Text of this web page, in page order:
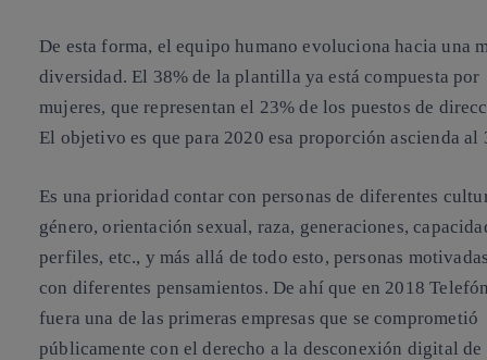
De esta forma, el equipo humano evoluciona hacia una
diversidad. El 38% de la plantilla ya está compuesta por
mujeres, que representan el 23% de los puestos de
El objetivo es que para 2020 esa proporción asciendaal
Es una prioridad contar con personas de diferentes
género, orientación sexual, raza, generaciones,
perfiles, etc., y más allá de todo esto, personas
con diferentes pensamientos. De ahí que en 2018
fuera una de las primeras empresas que se comprometió
públicamente con el derecho a la desconexión digital de